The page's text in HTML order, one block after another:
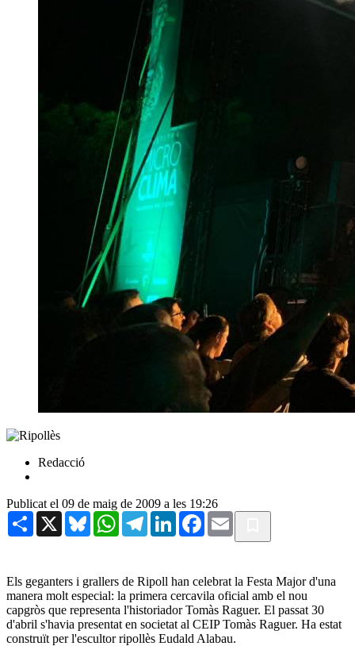
Redacció
Publicat el 09 de maig de 2009 a les 19:26
Share X BlueskyWhatsAppTelegramLinkedInFacebook
Email
Els geganters i grallers de Ripoll han celebrat la Festa Major d'una
manera molt especial: la primera cercavila oficial amb el nou
capgròs que representa l'historiador Tomàs Raguer. El passat 30
d'abril s'havia presentat en societat al CEIP Tomàs Raguer. Ha estat
construït per l'escultor ripollès Eudald Alabau.